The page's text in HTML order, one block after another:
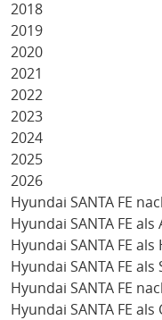
2018
2019
2020
2021
2022
2023
2024
2025
2026
Hyundai SANTA FE
Hyundai SANTA FE
Hyundai SANTA FE
Hyundai SANTA FE
Hyundai SANTA FE
Hyundai SANTA FE als